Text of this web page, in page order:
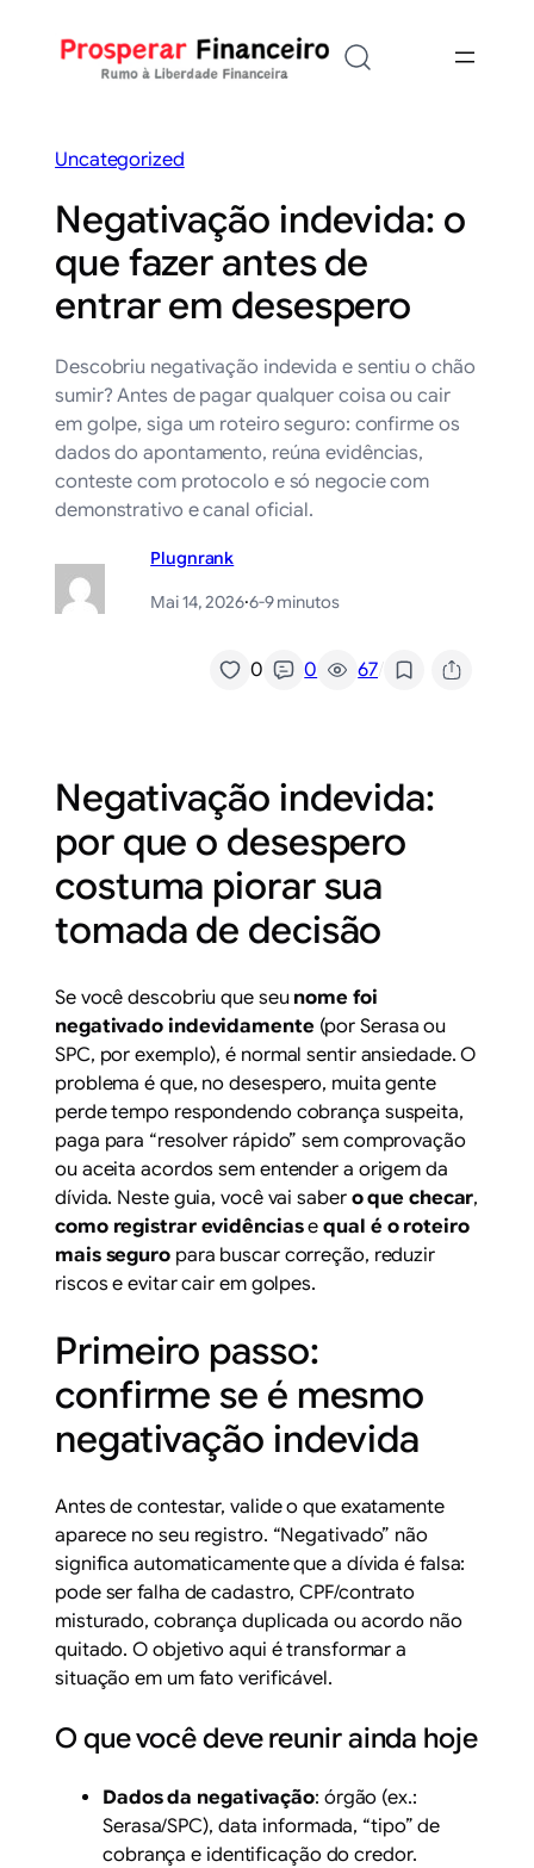
Uncategorized
Negativação indevida: o
que fazer antes de
entrar em desespero
Descobriu negativação indevida e sentiu o chão
sumir? Antes de pagar qualquer coisa ou cair
em golpe, siga um roteiro seguro: confirme os
dados do apontamento, reúna evidências,
conteste com protocolo e só negocie com
demonstrativo e canal oficial.
Plugnrank
Mai 14, 2026·6-9 minutos
0 0 67/
Negativação indevida:
por que o desespero
costuma piorar sua
tomada de decisão
Se você descobriu que seu nome foi
negativado indevidamente (por Serasa ou
SPC, por exemplo), é normal sentir ansiedade. O
problema é que, no desespero, muita gente
perde tempo respondendo cobrança suspeita,
paga para “resolver rápido” sem comprovação
ou aceita acordos sem entender a origem da
dívida. Neste guia, você vai saber o que checar,
como registrar evidênciasequal é o roteiro
mais seguropara buscar correção, reduzir
riscos e evitar cair em golpes.
Primeiro passo:
confirme se é mesmo
negativação indevida
Antes de contestar, valide o que exatamente
aparece no seu registro. “Negativado” não
significa automaticamente que a dívida é falsa:
pode ser falha de cadastro, CPF/contrato
misturado, cobrança duplicada ou acordo não
quitado. O objetivo aqui é transformar a
situação em um fato verificável.
O que você deve reunir ainda hoje
Dados da negativação: órgão (ex.:
Serasa/SPC), data informada, “tipo” de
cobrança e identificação do credor.